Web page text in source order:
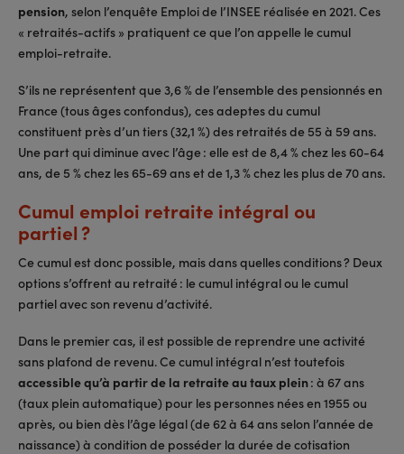
pension, selon l’enquête Emploi de l’INSEE réalisée en 2021. Ces
« retraités-actifs » pratiquent ce que l’on appelle le cumul
emploi-retraite.
S’ils ne représentent que 3,6 % de l’ensemble des pensionnés en
France (tous âges confondus), ces adeptes du cumul
constituent près d’un tiers (32,1 %) des retraités de 55 à 59 ans.
Une part qui diminue avec l’âge : elle est de 8,4 % chez les 60-64
ans, de 5 % chez les 65-69 ans et de 1,3 % chez les plus de 70 ans.
Cumul emploi retraite intégral ou
partiel ?
Ce cumul est donc possible, mais dans quelles conditions ? Deux
options s’offrent au retraité : le cumul intégral ou le cumul
partiel avec son revenu d’activité.
Dans le premier cas, il est possible de reprendre une activité
sans plafond de revenu. Ce cumul intégral n’est toutefois
accessible qu’à partir de la retraite au taux plein: à 67 ans
(taux plein automatique) pour les personnes nées en 1955 ou
après, ou bien dès l’âge légal (de 62 à 64 ans selon l’année de
naissance) à condition de posséder la durée de cotisation